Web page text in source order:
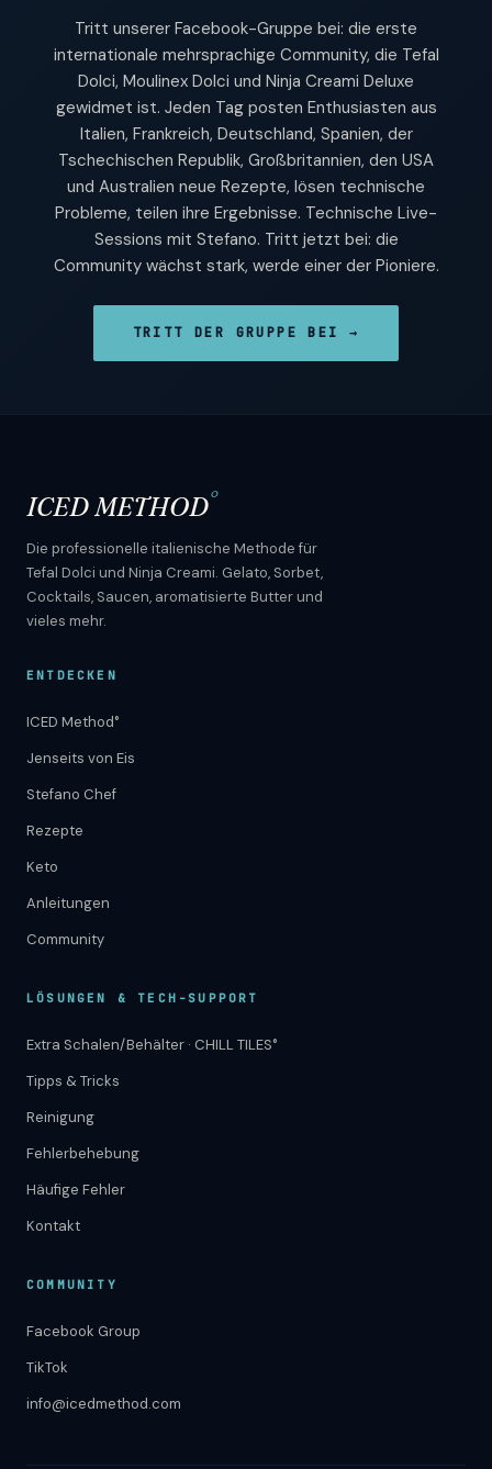
Tritt unserer Facebook-Gruppe bei: die erste
internationale mehrsprachige Community, die Tefal
Dolci, Moulinex Dolci und Ninja Creami Deluxe
gewidmet ist. Jeden Tag posten Enthusiasten aus
Italien, Frankreich, Deutschland, Spanien, der
Tschechischen Republik, Großbritannien, den USA
und Australien neue Rezepte, lösen technische
Probleme, teilen ihre Ergebnisse. Technische Live-
Sessions mit Stefano. Tritt jetzt bei: die
Community wächst stark, werde einer der Pioniere.
TRITT DER GRUPPE BEI →
ICED METHOD°
Die professionelle italienische Methode für
Tefal Dolci und Ninja Creami. Gelato, Sorbet,
Cocktails, Saucen, aromatisierte Butter und
vieles mehr.
ENTDECKEN
ICED Method°
Jenseits von Eis
Stefano Chef
Rezepte
Keto
Anleitungen
Community
LÖSUNGEN & TECH-SUPPORT
Extra Schalen/Behälter · CHILL TILES°
Tipps & Tricks
Reinigung
Fehlerbehebung
Häufige Fehler
Kontakt
COMMUNITY
Facebook Group
TikTok
info@icedmethod.com